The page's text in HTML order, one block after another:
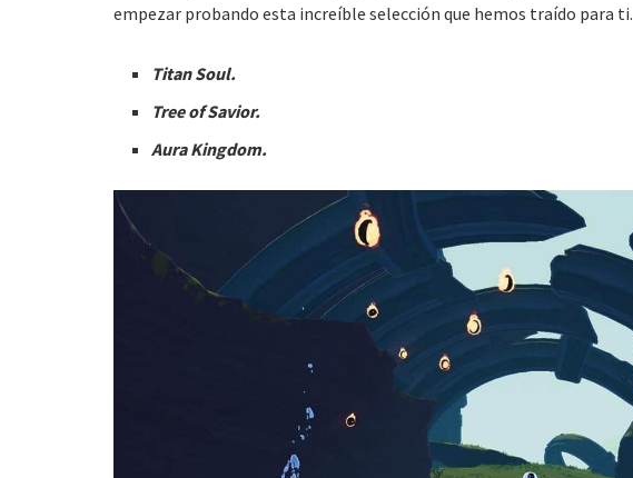
empezar probando esta increíble selección que hemos traído para ti.
Titan Soul.
Tree of Savior.
Aura Kingdom.